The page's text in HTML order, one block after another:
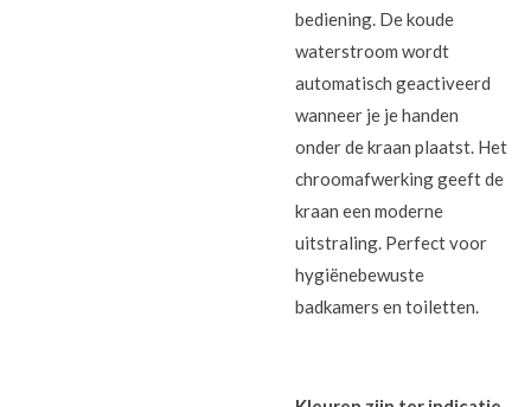
bediening. De koude
waterstroom wordt
automatisch geactiveerd
wanneer je je handen
onder de kraan plaatst. Het
chroomafwerking geeft de
kraan een moderne
uitstraling. Perfect voor
hygiënebewuste
badkamers en toiletten.